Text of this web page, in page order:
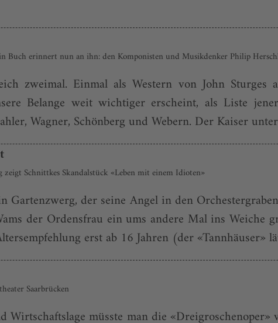
Buch erinnert nun an ihn: den Komponisten und Musikdenker Philip
zweimal. Einmal als Western von John
Belange weit wichtiger erscheint, als Liste
Wagner, Schönberg und Webern. Der Kaiser
Schnittkes Skandalstück «Leben mit einem Idioten»
der seine Angel in den
der Ordensfrau ein ums andere Mal ins Weiche
erst ab 16 Jahren (der «Tannhäuser»
Saarbrücken
Wirtschaftslage müsste man die